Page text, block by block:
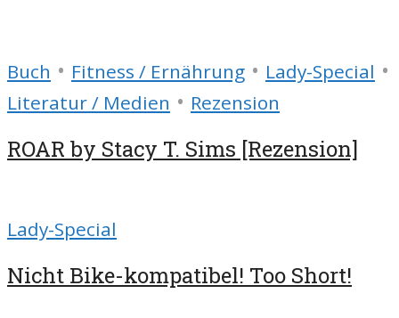
Buch • Fitness / Ernährung • Lady-Special •
Literatur / Medien • Rezension
ROAR by Stacy T. Sims [Rezension]
Lady-Special
Nicht Bike-kompatibel! Too Short!